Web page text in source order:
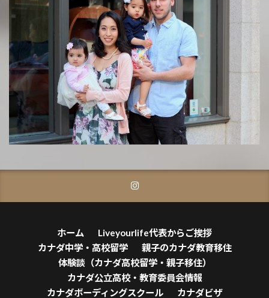
ホーム
Liveyourlife代表からご挨拶
カナダ中学・高校留学
親子のカナダ教育移住
体験談（カナダ高校留学・親子移住）
カナダ公立高校・教育委員会情報
カナダボーディングスクール
カナダビザ